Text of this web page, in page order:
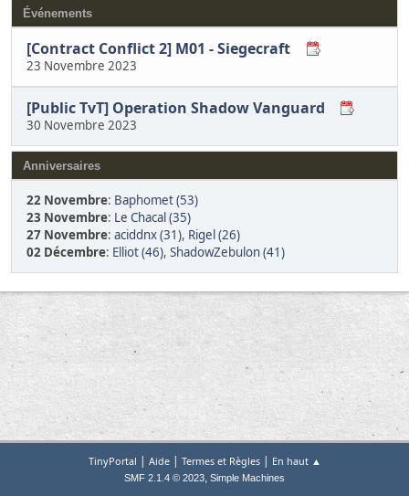
Événements
[Contract Conflict 2] M01 - Siegecraft
23 Novembre 2023
[Public TvT] Operation Shadow Vanguard
30 Novembre 2023
Anniversaires
22 Novembre: Baphomet (53)
23 Novembre: Le Chacal (35)
27 Novembre: aciddnx (31), Rigel (26)
02 Décembre: Elliot (46), ShadowZebulon (41)
TinyPortal | Aide| Termes et Règles| En haut ▲
SMF 2.1.4 © 2023, Simple Machines